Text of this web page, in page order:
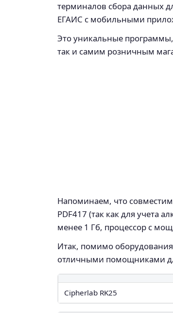
терминалов сбора данных
ЕГАИС с мобильными
Это уникальные
так и самим розничным
Напоминаем, что
PDF417 (так как для учета
менее 1 Гб, процессор с
Итак, помимо
отличными помощниками
Cipherlab RK25